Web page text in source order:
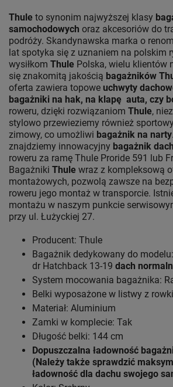
Thule to synonim najwyższej klasy
samochodowych oraz akcesoriów do
podróży. Skandynawska marka o
lat spotyka się z uznaniem na polskim
wysiłkom Thule Polska, wielu klientów
się znakomitą jakością bagażników
oferta zawiera topowe uchwyty
bagażniki na hak, na klapę auta, czy
roweru, dzięki rozwiązaniom Thule,
stylowo przewieziemy również
zimowy, co umożliwi bagażnik na narty
znajdziemy innowacyjny bagażnik
roweru za ramę Thule Proride 591 lub
Bagażniki Thule wraz z kompleksową
montażowych, pozwolą zawsze na
roweru jego montaż w transporcie.
montażu w naszym punkcie
przy ul. Łużyckiej 27.
Producent: Thule
Bagażnik dedykowany do
dr Hatchback 13-19 dach
System mocowania bagażnika:
Belki wyposażone w listwy z
Materiał: Aluminium
Zamki w komplecie: Tak
Długość belki: 144 cm
Dopuszczalna ładowność
(Należy także sprawdzić
ładowność dla dachu swojego